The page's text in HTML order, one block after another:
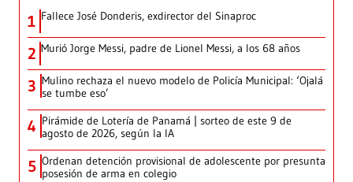
1 Fallece José Donderis, exdirector del Sinaproc
2 Murió Jorge Messi, padre de Lionel Messi, a los 68 años
3 Mulino rechaza el nuevo modelo de Policía Municipal: ‘Ojalá
se tumbe eso’
4 Pirámide de Lotería de Panamá | sorteo de este 9 de
agosto de 2026, según la IA
5 Ordenan detención provisional de adolescente por presunta
posesión de arma en colegio